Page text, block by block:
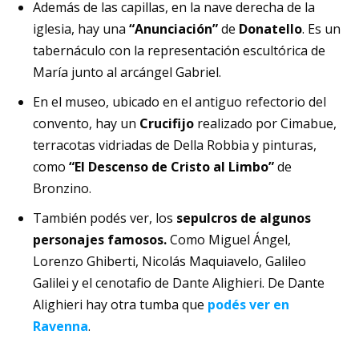
Además de las capillas, en la nave derecha de la
iglesia, hay una “Anunciación”de Donatello. Es un
tabernáculo con la representación escultórica de
María junto al arcángel Gabriel.
En el museo, ubicado en el antiguo refectorio del
convento, hay un Crucifijo realizado por Cimabue,
terracotas vidriadas de Della Robbia y pinturas,
como “El Descenso de Cristo al Limbo”de
Bronzino.
También podés ver, los sepulcros de algunos
personajes famosos.Como Miguel Ángel,
Lorenzo Ghiberti, Nicolás Maquiavelo, Galileo
Galilei y el cenotafio de Dante Alighieri. De Dante
Alighieri hay otra tumba que podés ver en
Ravenna.